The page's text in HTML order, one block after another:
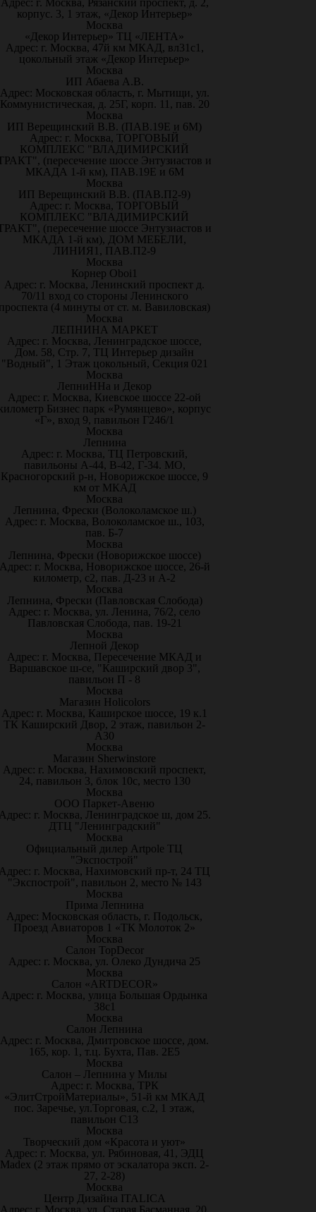
Адрес: г. Москва, Рязанский проспект, д. 2,
корпус. 3, 1 этаж, «Декор Интерьер»
Москва
«Декор Интерьер» ТЦ «ЛЕНТА»
Адрес: г. Москва, 47й км МКАД, вл31с1,
цокольный этаж «Декор Интерьер»
Москва
ИП Абаева А.В.
Адрес: Московская область, г. Мытищи, ул.
Коммунистическая, д. 25Г, корп. 11, пав. 20
Москва
ИП Верещинский В.В. (ПАВ.19Е и 6М)
Адрес: г. Москва, ТОРГОВЫЙ
КОМПЛЕКС "ВЛАДИМИРСКИЙ
(пересечение шоссе Энтузиастов и
МКАДА 1-й км), ПАВ.19Е и 6М
Москва
ИП Верещинский В.В. (ПАВ.П2-9)
Адрес: г. Москва, ТОРГОВЫЙ
КОМПЛЕКС "ВЛАДИМИРСКИЙ
(пересечение шоссе Энтузиастов и
МКАДА 1-й км), ДОМ МЕБЕЛИ,
ЛИНИЯ1, ПАВ.П2-9
Москва
Корнер Oboi1
Адрес: г. Москва, Ленинский проспект д.
70/11 вход со стороны Ленинского
(4 минуты от ст. м. Вавиловская)
Москва
ЛЕПНИНА МАРКЕТ
Адрес: г. Москва, Ленинградское шоссе,
Дом. 58, Стр. 7, ТЦ Интерьер дизайн
"Водный", 1 Этаж цокольный, Секция 021
Москва
ЛепниННа и Декор
Адрес: г. Москва, Киевское шоссе 22-ой
Бизнес парк «Румянцево», корпус
«Г», вход 9, павильон Г246/1
Москва
Лепнина
Адрес: г. Москва, ТЦ Петровский,
павильоны А-44, В-42, Г-34. МО,
Красногорский р-н, Новорижское шоссе, 9
км от МКАД
Москва
Лепнина, Фрески (Волоколамское ш.)
Адрес: г. Москва, Волоколамское ш., 103,
пав. Б-7
Москва
Лепнина, Фрески (Новорижское шоссе)
г. Москва, Новорижское шоссе, 26-й
километр, с2, пав. Д-23 и А-2
Москва
Лепнина, Фрески (Павловская Слобода)
Адрес: г. Москва, ул. Ленина, 76/2, село
Павловская Слобода, пав. 19-21
Москва
Лепной Декор
Адрес: г. Москва, Пересечение МКАД и
Варшавское ш-се, "Каширский двор 3",
павильон П - 8
Москва
Магазин Holicolors
Адрес: г. Москва, Каширское шоссе, 19 к.1
ТК Каширский Двор, 2 этаж, павильон 2-
А30
Москва
Магазин Sherwinstore
Адрес: г. Москва, Нахимовский проспект,
24, павильон 3, блок 10с, место 130
Москва
ООО Паркет-Авeню
г. Москва, Ленинградское ш, дом 25.
ДТЦ "Ленинградский"
Москва
Официальный дилер Artpole ТЦ
"Экспострой"
г. Москва, Нахимовский пр-т, 24 ТЦ
"Экспострой", павильон 2, место № 143
Москва
Прима Лепнина
Адрес: Московская область, г. Подольск,
Проезд Авиаторов 1 «ТК Молоток 2»
Москва
Салон TopDecor
Адрес: г. Москва, ул. Олеко Дундича 25
Москва
Салон «ARTDECOR»
Адрес: г. Москва, улица Большая Ордынка
38с1
Москва
Салон Лепнина
Адрес: г. Москва, Дмитровское шоссе, дом.
165, кор. 1, т.ц. Бухта, Пав. 2Е5
Москва
Салон – Лепнина у Милы
Адрес: г. Москва, ТРК
«ЭлитСтройМатериалы», 51-й км МКАД
пос. Заречье, ул.Торговая, с.2, 1 этаж,
павильон С13
Москва
Творческий дом «Красота и уют»
Адрес: г. Москва, ул. Рябиновая, 41, ЭДЦ
Madex (2 этаж прямо от эскалатора эксп. 2-
27, 2-28)
Москва
Центр Дизайна ITALICA
Адрес: г. Москва, ул. Старая Басманная, 20,